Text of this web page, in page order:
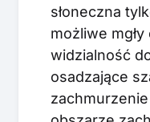
słoneczna
możliwe
widzialność
osadzające